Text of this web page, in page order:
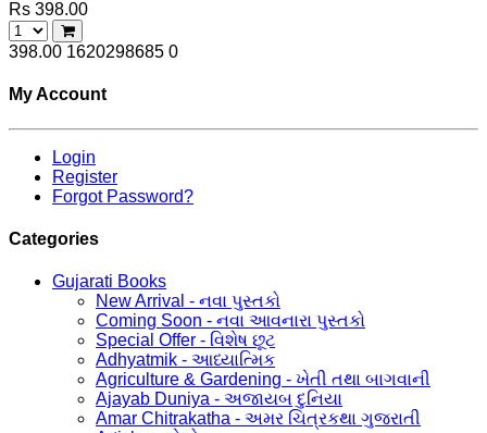
Rs 398.00
398.00 1620298685 0
My Account
Login
Register
Forgot Password?
Categories
Gujarati Books
New Arrival - નવા પુસ્તકો
Coming Soon - નવા આવનારા પુસ્તકો
Special Offer - વિશેષ છૂટ
Adhyatmik - આધ્યાત્મિક
Agriculture & Gardening - ખેતી તથા બાગવાની
Ajayab Duniya - અજાયબ દુનિયા
Amar Chitrakatha - અમર ચિત્રકથા ગુજરાતી